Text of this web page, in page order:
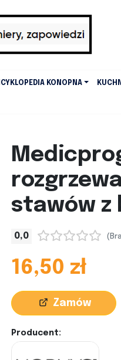
KONOPNA
stawów z
0,0
16,50 zł
Zamów
Producent: